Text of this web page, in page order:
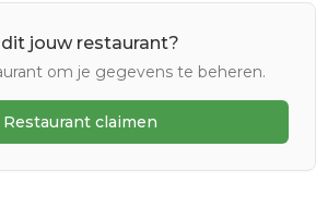
dit jouw restaurant?
om je gegevens te beheren.
Restaurant claimen